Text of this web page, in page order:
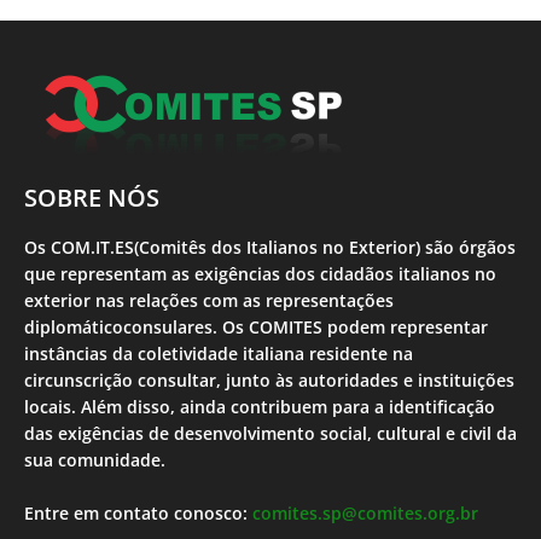
SOBRE NÓS
Os COM.IT.ES(Comitês dos Italianos no Exterior) são órgãos
que representam as exigências dos cidadãos italianos no
exterior nas relações com as representações
diplomáticoconsulares. Os COMITES podem representar
instâncias da coletividade italiana residente na
circunscrição consultar, junto às autoridades e instituições
locais. Além disso, ainda contribuem para a identificação
das exigências de desenvolvimento social, cultural e civil da
sua comunidade.
Entre em contato conosco: comites.sp@comites.org.br